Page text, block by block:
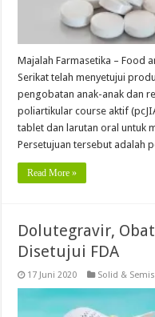
Majalah Farmasetika – Food
Serikat telah menyetujui
pengobatan anak-anak dan
poliartikular course aktif
tablet dan larutan oral untuk
Persetujuan tersebut adalah
Read More »
Dolutegravir,
Disetujui FDA
17 Juni 2020 Solid &